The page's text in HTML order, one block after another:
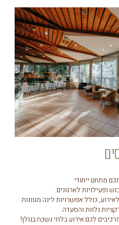
מתחם ייחודי
ופעילויות לארגונים.
כולל אפשרויות לינה מגוונות
נלוות והסעדה.
לכם אירוע בלתי נשכח בגולן!